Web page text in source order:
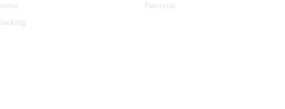
Tracking
Parcerias